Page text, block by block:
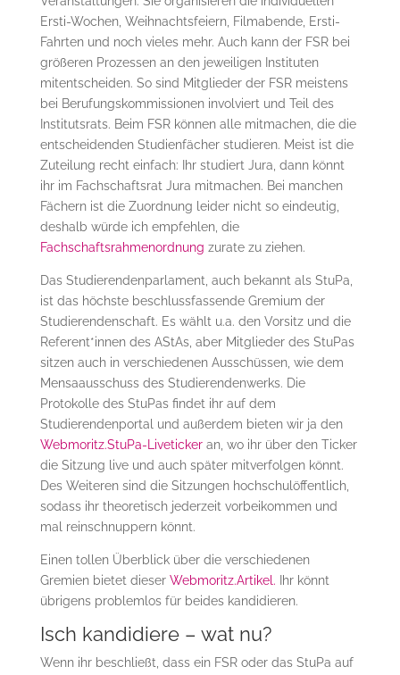
Ersti-Wochen, Weihnachtsfeiern, Filmabende, Ersti-
Fahrten und noch vieles mehr. Auch kann der FSR bei
größeren Prozessen an den jeweiligen Instituten
mitentscheiden. So sind Mitglieder der FSR meistens
bei Berufungskommissionen involviert und Teil des
Institutsrats. Beim FSR können alle mitmachen, die die
entscheidenden Studienfächer studieren. Meist ist die
Zuteilung recht einfach: Ihr studiert Jura, dann könnt
ihr im Fachschaftsrat Jura mitmachen. Bei manchen
Fächern ist die Zuordnung leider nicht so eindeutig,
deshalb würde ich empfehlen, die
Fachschaftsrahmenordnung zurate zu ziehen.
Das Studierendenparlament, auch bekannt als StuPa,
ist das höchste beschlussfassende Gremium der
Studierendenschaft. Es wählt u.a. den Vorsitz und die
Referent*innen des AStAs, aber Mitglieder des StuPas
sitzen auch in verschiedenen Ausschüssen, wie dem
Mensaausschuss des Studierendenwerks. Die
Protokolle des StuPas findet ihr auf dem
Studierendenportal und außerdem bieten wir ja den
Webmoritz.StuPa-Livetickeran, wo ihr über den Ticker
die Sitzung live und auch später mitverfolgen könnt.
Des Weiteren sind die Sitzungen hochschulöffentlich,
sodass ihr theoretisch jederzeit vorbeikommen und
mal reinschnuppern könnt.
Einen tollen Überblick über die verschiedenen
Gremien bietet dieser Webmoritz.Artikel. Ihr könnt
übrigens problemlos für beides kandidieren.
Isch kandidiere – wat nu?
Wenn ihr beschließt, dass ein FSR oder das StuPa auf